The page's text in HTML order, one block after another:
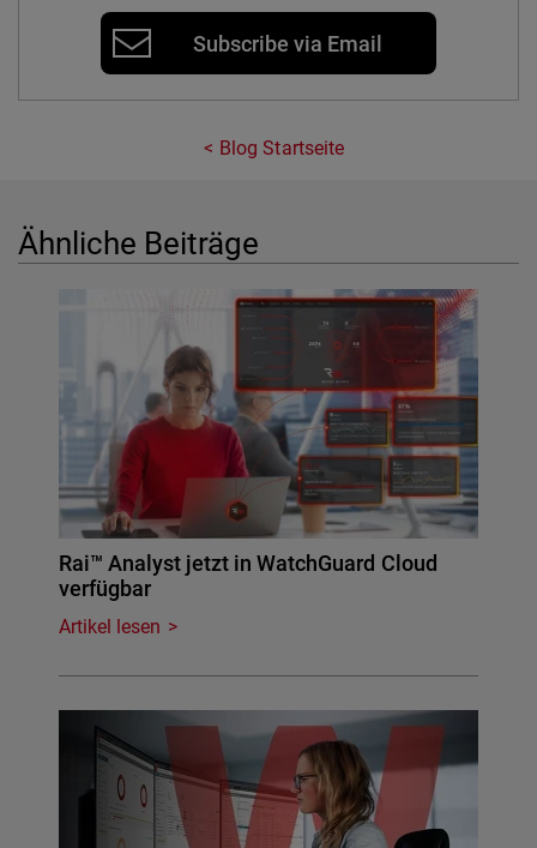
Subscribe via Email
Blog Startseite
Ähnliche Beiträge
Rai™ Analyst jetzt in WatchGuard Cloud
verfügbar
Artikel lesen